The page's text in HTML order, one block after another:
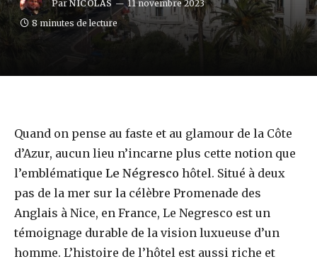
Par NICOLAS
11 novembre 2023
8 minutes de lecture
Quand on pense au faste et au glamour de la Côte
d’Azur, aucun lieu n’incarne plus cette notion que
l’emblématique Le Négresco hôtel. Situé à deux
pas de la mer sur la célèbre Promenade des
Anglais à Nice, en France, Le Negresco est un
témoignage durable de la vision luxueuse d’un
homme. L’histoire de l’hôtel est aussi riche et